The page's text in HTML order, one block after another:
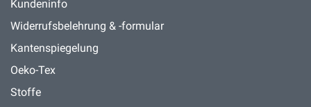
Kundeninfo
Widerrufsbelehrung & -formular
Kantenspiegelung
Oeko-Tex
Stoffe